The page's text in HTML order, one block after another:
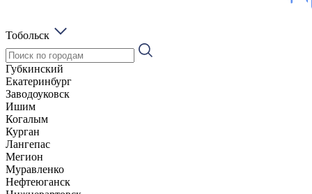
Тобольск
Губкинский
Екатеринбург
Заводоуковск
Ишим
Когалым
Курган
Лангепас
Мегион
Муравленко
Нефтеюганск